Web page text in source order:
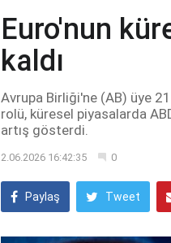
Euro'nun
kaldı
Avrupa Birliği'ne (AB) üye
rolü, küresel piyasalarda
artış gösterdi.
2.06.2026 16:42:35 0
Paylaş Tweet